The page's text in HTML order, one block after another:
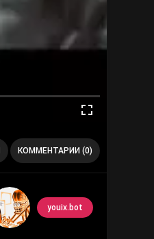
КОММЕНТАРИИ (0)
youix.bot